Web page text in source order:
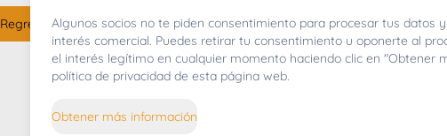
Regresar al inicioAlgunos socios no te piden consentimiento para procesar tus datos
interés comercial. Puedes retirar tu consentimiento u oponerte al
el interés legítimo en cualquier momento haciendo clic en "Obtener
política de privacidad de esta página web.
Obtener más información